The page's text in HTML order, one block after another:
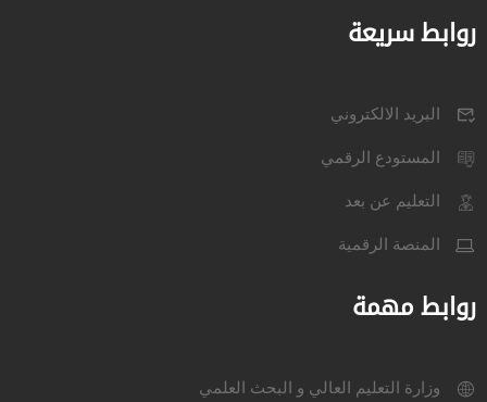
روابط سريعة
البريد الالكتروني
المستودع الرقمي
التعليم عن بعد
المنصة الرقمية
روابط مهمة
وزارة التعليم العالي و البحث العلمي